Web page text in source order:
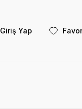
Giriş Yap